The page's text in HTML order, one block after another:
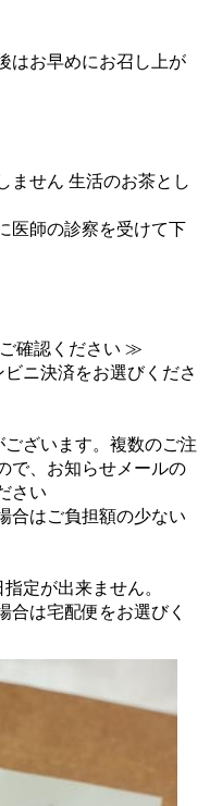
はお早めにお召し上が
ません 生活のお茶とし
医師の診察を受けて下
確認ください ≫
ニ決済をお選びくださ
ざいます。複数のご注
で、お知らせメールの
さい
合はご負担額の少ない
定が出来ません。
合は宅配便をお選びく